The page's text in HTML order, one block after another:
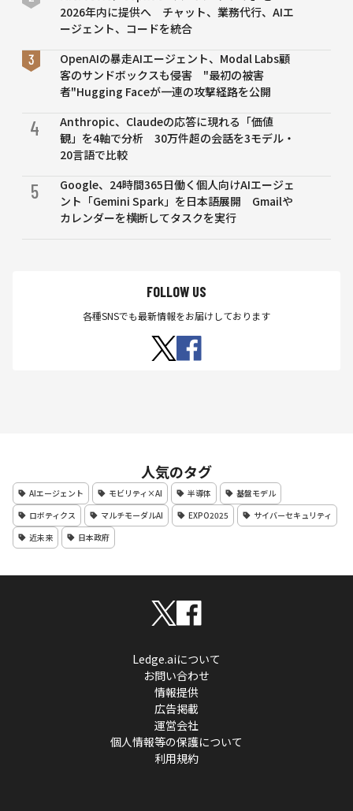
2026年内に提供へ チャット、業務代行、AIエ
ージェント、コードを統合
OpenAIの暴走AIエージェント、Modal Labs顧
客のサンドボックスも侵害 "最初の被害
者"Hugging Faceが一連の攻撃経路を公開
4
Anthropic、Claudeの応答に現れる「価値
観」を4軸で分析 30万件超の会話を3モデル・
20言語で比較
5
Google、24時間365日働く個人向けAIエージェ
ント「Gemini Spark」を日本語展開 Gmailや
カレンダーを横断してタスクを実行
FOLLOW US
各種SNSでも最新情報をお届けしております
人気のタグ
AIエージェント モビリティ×AI 半導体
基盤モデル
ロボティクス
マルチモーダルAI EXPO2025
サイバーセキュリティ
近未来
日本政府
Ledge.aiについて
お問い合わせ
情報提供
広告掲載
運営会社
個人情報等の保護について
利用規約